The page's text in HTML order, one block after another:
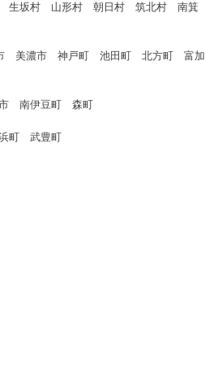
坂村 山形村 朝日村 筑北村 南箕
濃市 神戸町 池田町 北方町 富加
南伊豆町 森町
町 武豊町